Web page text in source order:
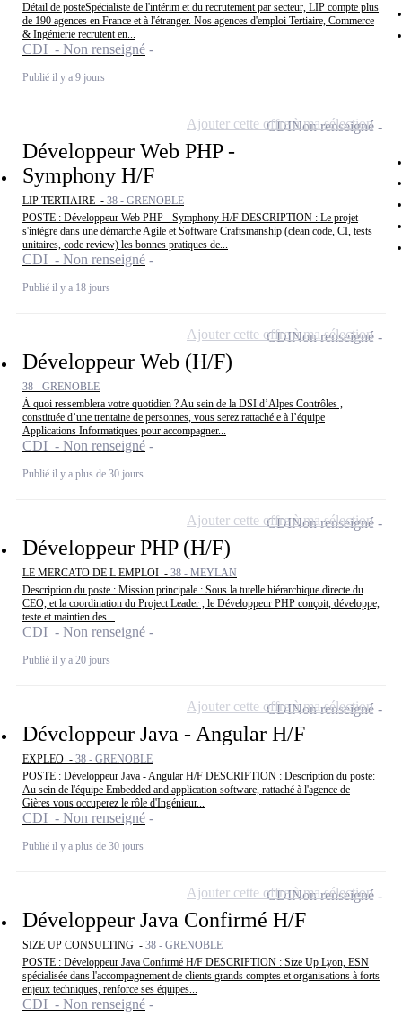
Détail de posteSpécialiste de l'intérim et du recrutement par secteur, LIP compte plus
de 190 agences en France et à l'étranger. Nos agences d'emploi Tertiaire, Commerce
& Ingénierie recrutent en...
CDI - Non renseigné
Publié il y a 9 jours
Développeur Web PHP -
Symphony H/F
LIP TERTIAIRE - 38 - GRENOBLE
POSTE : Développeur Web PHP - Symphony H/F DESCRIPTION : Le projet
s'intègre dans une démarche Agile et Software Craftsmanship (clean code, CI, tests
unitaires, code review) les bonnes pratiques de...
CDI - Non renseigné
Publié il y a 18 jours
CDINon renseigné
Ajouter cette offre à ma sélection
Développeur Web (H/F)
38 - GRENOBLE
À quoi ressemblera votre quotidien ? Au sein de la DSI d’Alpes Contrôles ,
constituée d’une trentaine de personnes, vous serez rattaché.e à l’équipe
Applications Informatiques pour accompagner...
CDI - Non renseigné
Publié il y a plus de 30 jours
CDINon renseigné
Ajouter cette offre à ma sélection
Développeur PHP (H/F)
LE MERCATO DE L EMPLOI - 38 - MEYLAN
Description du poste : Mission principale : Sous la tutelle hiérarchique directe du
CEO, et la coordination du Project Leader , le Développeur PHP conçoit, développe,
teste et maintien des...
CDI - Non renseigné
Publié il y a 20 jours
CDINon renseigné
Ajouter cette offre à ma sélection
Développeur Java - Angular H/F
EXPLEO - 38 - GRENOBLE
POSTE : Développeur Java - Angular H/F DESCRIPTION : Description du poste:
Au sein de l'équipe Embedded and application software, rattaché à l'agence de
Gières vous occuperez le rôle d'Ingénieur...
CDI - Non renseigné
Publié il y a plus de 30 jours
CDINon renseigné
Ajouter cette offre à ma sélection
Développeur Java Confirmé H/F
SIZE UP CONSULTING - 38 - GRENOBLE
POSTE : Développeur Java Confirmé H/F DESCRIPTION : Size Up Lyon, ESN
spécialisée dans l'accompagnement de clients grands comptes et organisations à forts
enjeux techniques, renforce ses équipes...
CDI - Non renseigné
CDINon renseigné
Ajouter cette offre à ma sélection